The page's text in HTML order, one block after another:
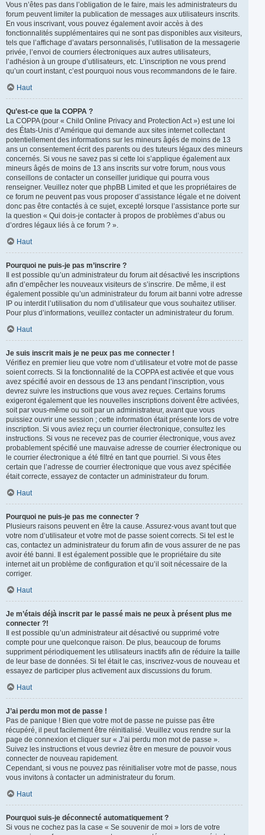
Vous n’êtes pas dans l’obligation de le faire, mais les administrateurs du
forum peuvent limiter la publication de messages aux utilisateurs inscrits.
En vous inscrivant, vous pouvez également avoir accès à des
fonctionnalités supplémentaires qui ne sont pas disponibles aux visiteurs,
tels que l’affichage d’avatars personnalisés, l’utilisation de la messagerie
privée, l’envoi de courriers électroniques aux autres utilisateurs,
l’adhésion à un groupe d’utilisateurs, etc. L’inscription ne vous prend
qu’un court instant, c’est pourquoi nous vous recommandons de le faire.
Haut
Qu’est-ce que la COPPA ?
La COPPA (pour « Child Online Privacy and Protection Act ») est une loi
des États-Unis d’Amérique qui demande aux sites internet collectant
potentiellement des informations sur les mineurs âgés de moins de 13
ans un consentement écrit des parents ou des tuteurs légaux des mineurs
concernés. Si vous ne savez pas si cette loi s’applique également aux
mineurs âgés de moins de 13 ans inscrits sur votre forum, nous vous
conseillons de contacter un conseiller juridique qui pourra vous
renseigner. Veuillez noter que phpBB Limited et que les propriétaires de
ce forum ne peuvent pas vous proposer d’assistance légale et ne doivent
donc pas être contactés à ce sujet, excepté lorsque l’assistance porte sur
la question « Qui dois-je contacter à propos de problèmes d’abus ou
d’ordres légaux liés à ce forum ? ».
Haut
Pourquoi ne puis-je pas m’inscrire ?
Il est possible qu’un administrateur du forum ait désactivé les inscriptions
afin d’empêcher les nouveaux visiteurs de s’inscrire. De même, il est
également possible qu’un administrateur du forum ait banni votre adresse
IP ou interdit l’utilisation du nom d’utilisateur que vous souhaitez utiliser.
Pour plus d’informations, veuillez contacter un administrateur du forum.
Haut
Je suis inscrit mais je ne peux pas me connecter !
Vérifiez en premier lieu que votre nom d’utilisateur et votre mot de passe
soient corrects. Si la fonctionnalité de la COPPA est activée et que vous
avez spécifié avoir en dessous de 13 ans pendant l’inscription, vous
devrez suivre les instructions que vous avez reçues. Certains forums
exigeront également que les nouvelles inscriptions doivent être activées,
soit par vous-même ou soit par un administrateur, avant que vous
puissiez ouvrir une session ; cette information était présente lors de votre
inscription. Si vous aviez reçu un courrier électronique, consultez les
instructions. Si vous ne recevez pas de courrier électronique, vous avez
probablement spécifié une mauvaise adresse de courrier électronique ou
le courrier électronique a été filtré en tant que pourriel. Si vous êtes
certain que l’adresse de courrier électronique que vous avez spécifiée
était correcte, essayez de contacter un administrateur du forum.
Haut
Pourquoi ne puis-je pas me connecter ?
Plusieurs raisons peuvent en être la cause. Assurez-vous avant tout que
votre nom d’utilisateur et votre mot de passe soient corrects. Si tel est le
cas, contactez un administrateur du forum afin de vous assurer de ne pas
avoir été banni. Il est également possible que le propriétaire du site
internet ait un problème de configuration et qu’il soit nécessaire de la
corriger.
Haut
Je m’étais déjà inscrit par le passé mais ne peux à présent plus me
connecter ?!
Il est possible qu’un administrateur ait désactivé ou supprimé votre
compte pour une quelconque raison. De plus, beaucoup de forums
suppriment périodiquement les utilisateurs inactifs afin de réduire la taille
de leur base de données. Si tel était le cas, inscrivez-vous de nouveau et
essayez de participer plus activement aux discussions du forum.
Haut
J’ai perdu mon mot de passe !
Pas de panique ! Bien que votre mot de passe ne puisse pas être
récupéré, il peut facilement être réinitialisé. Veuillez vous rendre sur la
page de connexion et cliquer sur « J’ai perdu mon mot de passe ».
Suivez les instructions et vous devriez être en mesure de pouvoir vous
connecter de nouveau rapidement.
Cependant, si vous ne pouvez pas réinitialiser votre mot de passe, nous
vous invitons à contacter un administrateur du forum.
Haut
Pourquoi suis-je déconnecté automatiquement ?
Si vous ne cochez pas la case « Se souvenir de moi » lors de votre